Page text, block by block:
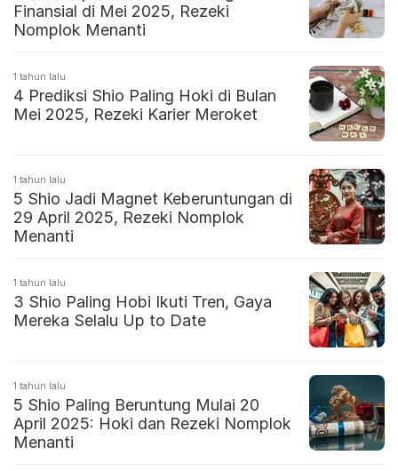
Finansial di Mei 2025, Rezeki
Nomplok Menanti
1 tahun lalu
4 Prediksi Shio Paling Hoki di Bulan
Mei 2025, Rezeki Karier Meroket
1 tahun lalu
5 Shio Jadi Magnet Keberuntungan di
29 April 2025, Rezeki Nomplok
Menanti
1 tahun lalu
3 Shio Paling Hobi Ikuti Tren, Gaya
Mereka Selalu Up to Date
1 tahun lalu
5 Shio Paling Beruntung Mulai 20
April 2025: Hoki dan Rezeki Nomplok
Menanti